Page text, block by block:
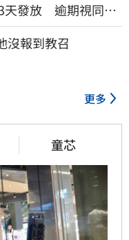
天發放 逾期視同放
沒報到教召
更多
童芯